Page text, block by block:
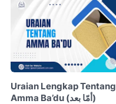
Uraian Lengkap Tentang
Amma Ba’du (أمّا بعد)